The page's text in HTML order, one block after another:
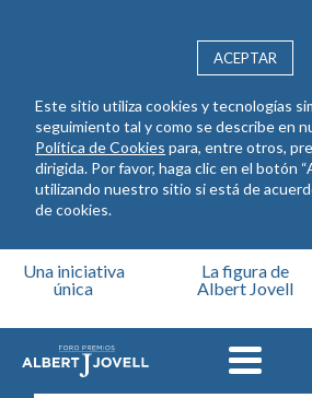
ACEPTAR
Este sitio utiliza cookies y tecnologías
seguimiento tal y como se describe en
Política de Cookies para, entre otros,
dirigida. Por favor, haga clic en el botón
utilizando nuestro sitio si está de
de cookies.
Una iniciativa
única
La figura de
Albert Jovell